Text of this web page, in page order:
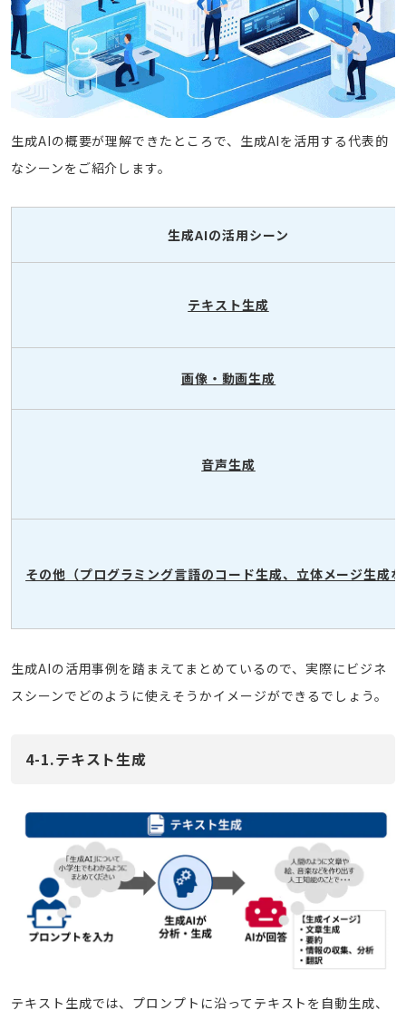
生成AIの概要が理解できたところで、生成AIを活用する代表的
なシーンをご紹介します。
生成AIの活用シーン
テキスト生成
画像・動画生成
音声生成
その他 （プログラミング言語のコード生成、立体メージ生成
生成AIの活用事例を踏まえてまとめているので、実際にビジネ
スシーンでどのように使えそうかイメージができるでしょう。
4-1.テキスト生成
テキスト生成では、プロンプトに沿ってテキストを自動生成、